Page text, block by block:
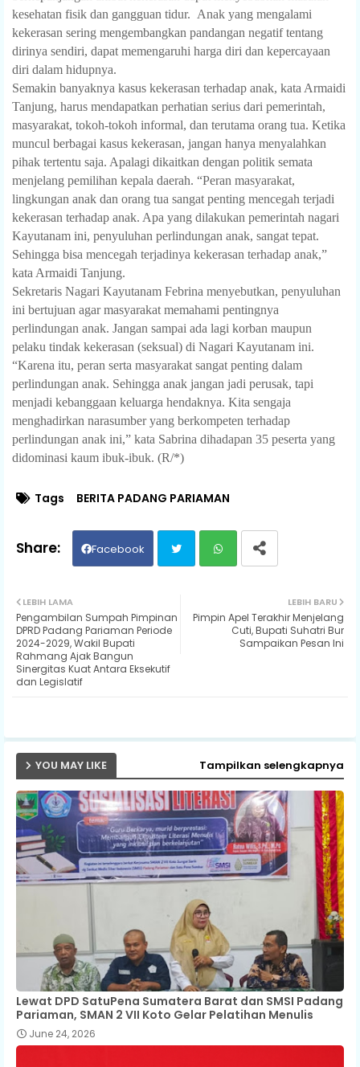
kesehatan fisik dan gangguan tidur. Anak yang mengalami
kekerasan sering mengembangkan pandangan negatif tentang
dirinya sendiri, dapat memengaruhi harga diri dan kepercayaan
diri dalam hidupnya.
Semakin banyaknya kasus kekerasan terhadap anak, kata Armaidi
Tanjung, harus mendapatkan perhatian serius dari pemerintah,
masyarakat, tokoh-tokoh informal, dan terutama orang tua. Ketika
muncul berbagai kasus kekerasan, jangan hanya menyalahkan
pihak tertentu saja. Apalagi dikaitkan dengan politik semata
menjelang pemilihan kepala daerah. “Peran masyarakat,
lingkungan anak dan orang tua sangat penting mencegah terjadi
kekerasan terhadap anak. Apa yang dilakukan pemerintah nagari
Kayutanam ini, penyuluhan perlindungan anak, sangat tepat.
Sehingga bisa mencegah terjadinya kekerasan terhadap anak,”
kata Armaidi Tanjung.
Sekretaris Nagari Kayutanam Febrina menyebutkan, penyuluhan
ini bertujuan agar masyarakat memahami pentingnya
perlindungan anak. Jangan sampai ada lagi korban maupun
pelaku tindak kekerasan (seksual) di Nagari Kayutanam ini.
“Karena itu, peran serta masyarakat sangat penting dalam
perlindungan anak. Sehingga anak jangan jadi perusak, tapi
menjadi kebanggaan keluarga hendaknya. Kita sengaja
menghadirkan narasumber yang berkompeten terhadap
perlindungan anak ini,” kata Sabrina dihadapan 35 peserta yang
didominasi kaum ibuk-ibuk. (R/*)
Tags BERITA PADANG PARIAMAN
Facebook
ter ats
LEBIH BARU
Pimpin Apel Terakhir Menjelang
Cuti, Bupati Suhatri Bur
Sampaikan Pesan Ini
LEBIH LAMA
Pengambilan Sumpah Pimpinan
DPRD Padang Pariaman Periode
2024-2029, Wakil Bupati
Rahmang Ajak Bangun
Sinergitas Kuat Antara Eksekutif
dan Legislatif
YOU MAY LIKE Tampilkan selengkapnya
Lewat DPD SatuPena Sumatera Barat dan SMSI Padang
Pariaman, SMAN 2 VII Koto Gelar Pelatihan Menulis
June 24, 2026